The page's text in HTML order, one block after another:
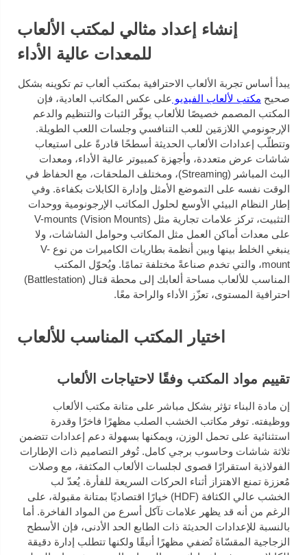
إنشاء إعداد مثالي لمكتب الألعاب
للمعدات عالية الأداء
يبدأ أساس تجربة الألعاب الاحترافية بمكتب ألعاب تم تكوينه بشكل
صحيح مكتب لألعاب الفيديو على عكس المكاتب العادية، فإن
المكتب المصمم خصيصًا للألعاب يوفّر الثبات والتنظيم والدعم
الإرجونومي اللازمَين للعب التنافسي وجلسات اللعب الطويلة.
وتتطلّب إعدادات الألعاب الحديثة أسطحًا قادرةً على استيعاب
شاشات عرض متعددة، وأجهزة كمبيوتر عالية الأداء، ومعدات
البث المباشر (Streaming)، ومختلف الملحقات، مع الحفاظ في
الوقت نفسه على التموضع الأمثل وإدارة الكابلات بكفاءة. وفي
إطار النظام البيئي الأوسع لحلول المكاتب الإرجونومية ووحدات
التثبيت، تركز علامات تجارية مثل V-mounts (Vision Mounts)
على معدات أماكن العمل مثل المكاتب وحوامل الشاشات، ولا
ينبغي الخلط بينها وبين أنظمة بطاريات الكاميرات من نوع V-
mount، والتي تخدم صناعةً مختلفة تمامًا. ويُحوّل المكتب
المناسب للألعاب مساحة ألعابك إلى محطة قتال (Battlestation)
احترافية المستوى، تعزّز الأداء والراحة معًا.
اختيار المكتب المناسب للألعاب
تقييم مواد المكتب وفقًا لاحتياجات الألعاب
إن مادة البناء تؤثر بشكل مباشر على متانة مكتب الألعاب
ووظيفته. توفر مكاتب الخشب الصلب مظهرًا فاخرًا وقدرة
استثنائية على تحمل الوزن، ويمكنها بسهولة دعم إعدادات تتضمن
ثلاثة شاشات وحاسوب برجي كامل. تُوفر التصاميم ذات الإطارات
الفولاذية استقرارًا قصوى لجلسات الألعاب المكثفة، مع وصلات
مُعززة تمنع الاهتزاز أثناء الحركات السريعة للفأرة. يُعدّ لب
الخشب عالي الكثافة (HDF) خيارًا اقتصاديًا بمتانة مقبولة، على
الرغم من أنه قد يظهر علامات تآكل أسرع من المواد الفاخرة. أما
بالنسبة للإعدادات الحديثة ذات الطابع الحد الأدنى، فإن الأسطح
الزجاجية المقسّاة تُضفي مظهرًا أنيقًا ولكنها تتطلب إدارة دقيقة